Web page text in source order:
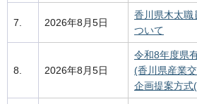
7. 2026年8月5日
香川県木太職
ついて
8. 2026年8月5日
令和8年度県
(香川県産業
企画提案方式